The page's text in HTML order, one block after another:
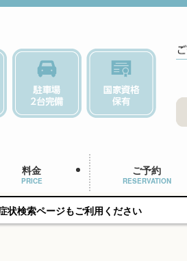
料金
PRICE
ご予約
RESERVATION
状検索ページもご利用ください